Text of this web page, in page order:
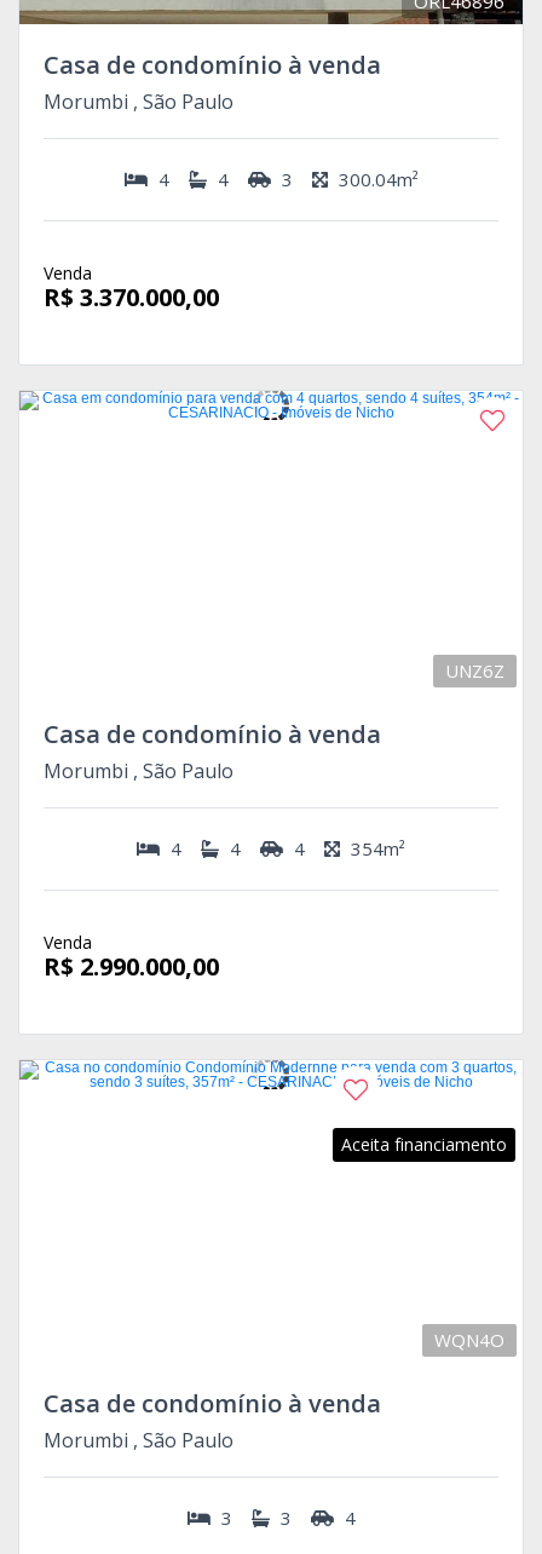
Casa de condomínio à venda
Morumbi , São Paulo
4 4 3 300.04m²
Venda
R$ 3.370.000,00
UNZ6Z
Casa de condomínio à venda
Morumbi , São Paulo
4 4 4 354m²
Venda
R$ 2.990.000,00
Aceita financiamento
WQN4O
Casa de condomínio à venda
Morumbi , São Paulo
3 3 4